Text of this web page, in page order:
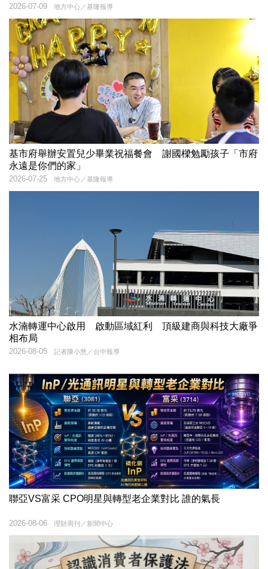
地方中心／基隆報導
2026-07-09
基市府舉辦安置兒少畢業祝福餐會 謝國樑勉勵孩子「市府
永遠是你們的家」
地方中心／基隆報導
2026-07-25
水湳轉運中心啟用 啟動區域紅利 頂級建商與科技大廠爭
相布局
記者陳小慧／台中報導
2026-08-05
聯亞VS富采 CPO明星與轉型老企業對比 誰的氣長
理財周刊／新聞中心
2026-08-06